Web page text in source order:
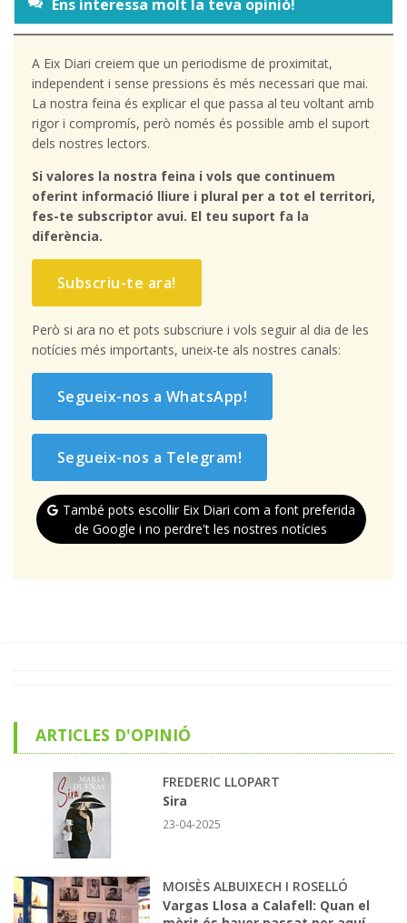
Ens interessa molt la teva opinió!
A Eix Diari creiem que un periodisme de proximitat,
independent i sense pressions és més necessari que mai.
La nostra feina és explicar el que passa al teu voltant amb
rigor i compromís, però només és possible amb el suport
dels nostres lectors.
Si valores la nostra feina i vols que continuem
oferint informació lliure i plural per a tot el territori,
fes-te subscriptor avui. El teu suport fa la
diferència.
Subscriu-te ara!
Però si ara no et pots subscriure i vols seguir al dia de les
notícies més importants, uneix-te als nostres canals:
Segueix-nos a WhatsApp!
Segueix-nos a Telegram!
També pots escollir Eix Diari com a font preferida
de Google i no perdre't les nostres notícies
ARTICLES D'OPINIÓ
FREDERIC LLOPART
Sira
23-04-2025
MOISÈS ALBUIXECH I ROSELLÓ
Vargas Llosa a Calafell: Quan el